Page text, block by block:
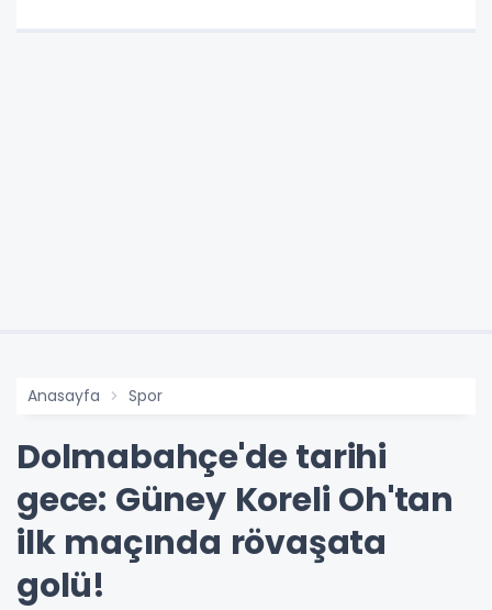
Anasayfa Spor
Dolmabahçe'de tarihi
gece: Güney Koreli Oh'tan
ilk maçında rövaşata
golü!